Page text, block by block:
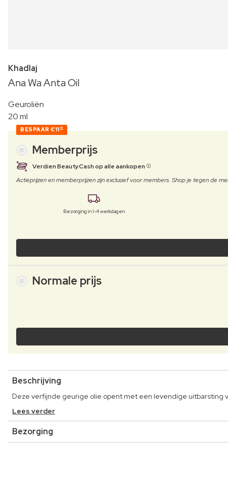
Khadlaj
Ana Wa Anta Oil
Geuroliën
20 ml
BESPAAR €11 10
Memberprijs
Verdien BeautyCash op alle aankopen
Actieprijzen en memberprijzen zijn exclusief voor members. Shop je tegen de
Bezorging in 1-4 werkdagen
Normale prijs
Beschrijving
Deze verfijnde geurige olie opent met een levendige
Lees verder
Bezorging